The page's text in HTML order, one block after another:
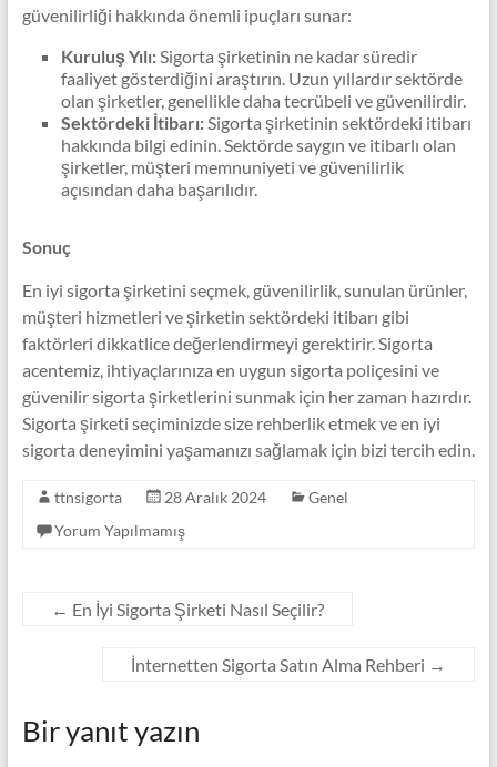
güvenilirliği hakkında önemli ipuçları sunar:
Kuruluş Yılı:Sigorta şirketinin ne kadar süredir
faaliyet gösterdiğini araştırın. Uzun yıllardır sektörde
olan şirketler, genellikle daha tecrübeli ve güvenilirdir.
Sektördeki İtibarı:Sigorta şirketinin sektördeki itibarı
hakkında bilgi edinin. Sektörde saygın ve itibarlı olan
şirketler, müşteri memnuniyeti ve güvenilirlik
açısından daha başarılıdır.
Sonuç
En iyi sigorta şirketini seçmek, güvenilirlik, sunulan ürünler,
müşteri hizmetleri ve şirketin sektördeki itibarı gibi
faktörleri dikkatlice değerlendirmeyi gerektirir. Sigorta
acentemiz, ihtiyaçlarınıza en uygun sigorta poliçesini ve
güvenilir sigorta şirketlerini sunmak için her zaman hazırdır.
Sigorta şirketi seçiminizde size rehberlik etmek ve en iyi
sigorta deneyimini yaşamanızı sağlamak için bizi tercih edin.
ttnsigorta 28 Aralık 2024
Genel
Yorum Yapılmamış
← En İyi Sigorta Şirketi Nasıl Seçilir?
İnternetten Sigorta Satın Alma Rehberi →
Bir yanıt yazın